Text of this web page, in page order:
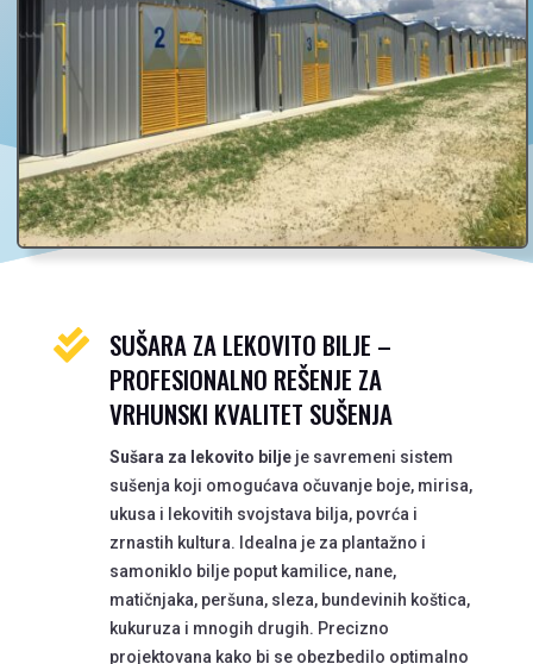

SUŠARA ZA LEKOVITO BILJE –
PROFESIONALNO REŠENJE ZA
VRHUNSKI KVALITET SUŠENJA
Sušara za lekovito biljeje savremeni sistem
sušenja koji omogućava očuvanje boje, mirisa,
ukusa i lekovitih svojstava bilja, povrća i
zrnastih kultura. Idealna je za plantažno i
samoniklo bilje poput kamilice, nane,
matičnjaka, peršuna, sleza, bundevinih koštica,
kukuruza i mnogih drugih. Precizno
projektovana kako bi se obezbedilo optimalno